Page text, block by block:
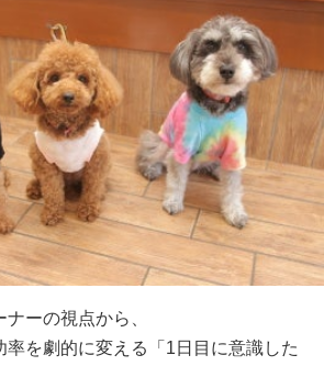
ーの視点から、
率を劇的に変える「1日目に意識した